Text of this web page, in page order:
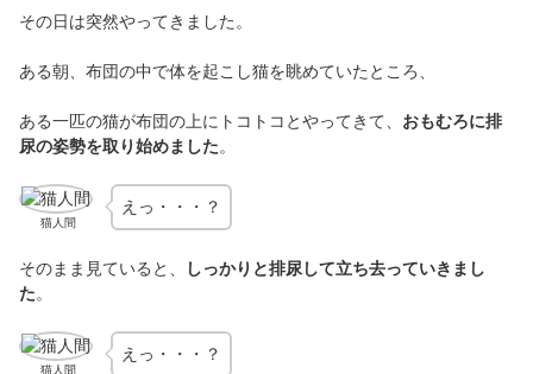
その日は突然やってきました。
ある朝、布団の中で体を起こし猫を眺めていたところ、
ある一匹の猫が布団の上にトコトコとやってきて、 おもむろに排
尿の姿勢を取り始めました。
猫人間
えっ・・・？
そのまま見ていると、
しっかりと排尿して立ち去っていきまし
た。
猫人間
えっ・・・？